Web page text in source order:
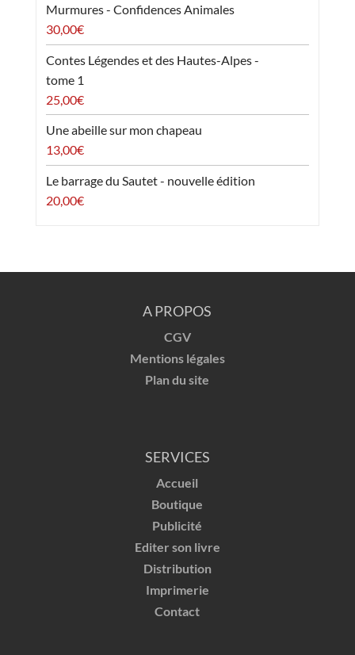
Murmures - Confidences Animales
30,00€
Contes Légendes et des Hautes-Alpes -
tome 1
25,00€
Une abeille sur mon chapeau
13,00€
Le barrage du Sautet - nouvelle édition
20,00€
A PROPOS
CGV
Mentions légales
Plan du site
SERVICES
Accueil
Boutique
Publicité
Editer son livre
Distribution
Imprimerie
Contact